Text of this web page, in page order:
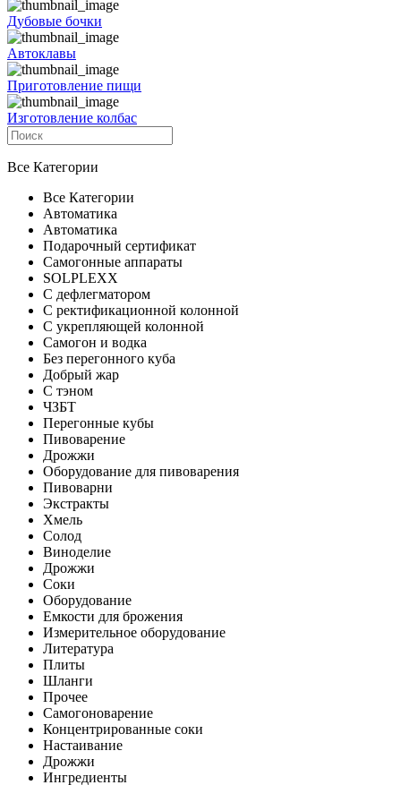
Дубовые бочки
Автоклавы
Приготовление пищи
Изготовление колбас
Все Категории
Все Категории
Автоматика
Автоматика
Подарочный сертификат
Самогонные аппараты
SOLPLEXX
С дефлегматором
С ректификационной колонной
С укрепляющей колонной
Самогон и водка
Без перегонного куба
Добрый жар
С тэном
ЧЗБТ
Перегонные кубы
Пивоварение
Дрожжи
Оборудование для пивоварения
Пивоварни
Экстракты
Хмель
Солод
Виноделие
Дрожжи
Соки
Оборудование
Емкости для брожения
Измерительное оборудование
Литература
Плиты
Шланги
Прочее
Самогоноварение
Концентрированные соки
Настаивание
Дрожжи
Ингредиенты